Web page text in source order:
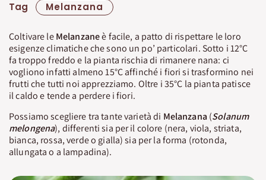
Tag Melanzana
Coltivare leMelanzaneè facile, a patto di rispettare le loro
esigenze climatiche che sono un po’ particolari. Sotto i 12°C
fa troppo freddo e la pianta rischia di rimanere nana: ci
vogliono infatti almeno 15°C affinché i fiori si trasformino nei
frutti che tutti noi apprezziamo. Oltre i 35°C la pianta patisce
il caldo e tende a perdere i fiori.
Possiamo scegliere tra tante varietà di Melanzana (Solanum
melongena), differenti sia per il colore (nera, viola, striata,
bianca, rossa, verde o gialla) sia per la forma (rotonda,
allungata o a lampadina).